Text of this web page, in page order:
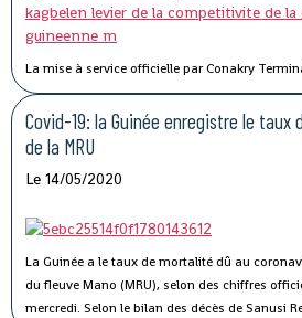
La mise à service officielle par Conakry
port sec de Kagbelen, permettra «
compétitivité du Port Autonome de Conakry
sec de Kagbelen répond au double défi de la
de stockage du terminal à conteneurs et de la
livraison des véhicules. En complément des
permettra l’amélioration des performances et
Autonome de Conakry, », a déclaré Madame
Directrice générale de Conakry Terminal.
Covid-19: la Guinée enregistre le taux
de la MRU
Le 14/05/2020
La Guinée a le taux de mortalité dû au
du fleuve Mano (MRU), selon des chiffres
mercredi. Selon le bilan des décès de Sanusi